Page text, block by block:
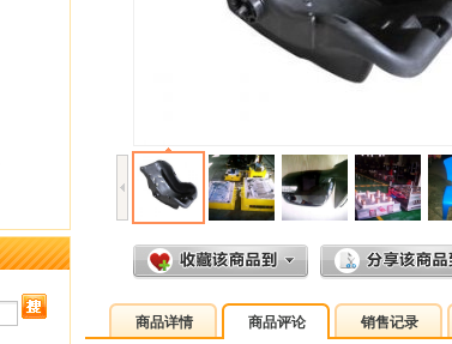
商品详情 商品评论 销售记录